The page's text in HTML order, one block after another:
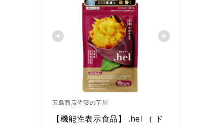
五島商店佐藤の芋屋
【機能性表示食品】 .hel （ ド